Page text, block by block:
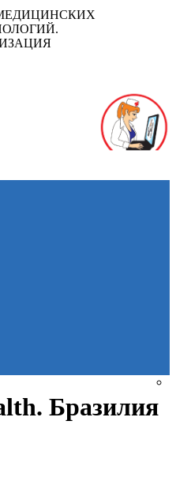
Бразилия